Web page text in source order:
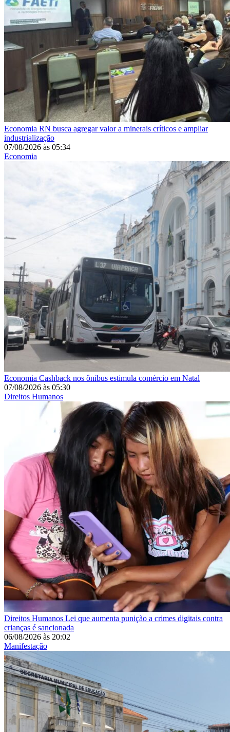
Economia RN busca agregar valor a minerais críticos e ampliar
industrialização
07/08/2026 às 05:34
Economia
Economia Cashback nos ônibus estimula comércio em Natal
07/08/2026 às 05:30
Direitos Humanos
Direitos Humanos Lei que aumenta punição a crimes digitais contra
crianças é sancionada
06/08/2026 às 20:02
Manifestação